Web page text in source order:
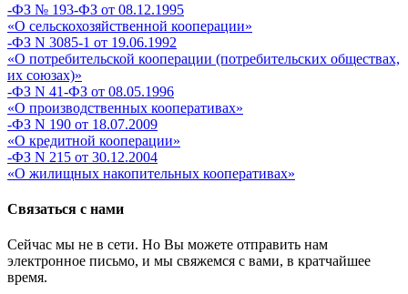
-ФЗ № 193-ФЗ от 08.12.1995
«О сельскохозяйственной кооперации»
-ФЗ N 3085-1 от 19.06.1992
«О потребительской кооперации (потребительских обществах,
их союзах)»
-ФЗ N 41-ФЗ от 08.05.1996
«О производственных кооперативах»
-ФЗ N 190 от 18.07.2009
«О кредитной кооперации»
-ФЗ N 215 от 30.12.2004
«О жилищных накопительных кооперативах»
Связаться с нами
Сейчас мы не в сети. Но Вы можете отправить нам
электронное письмо, и мы свяжемся с вами, в кратчайшее
время.